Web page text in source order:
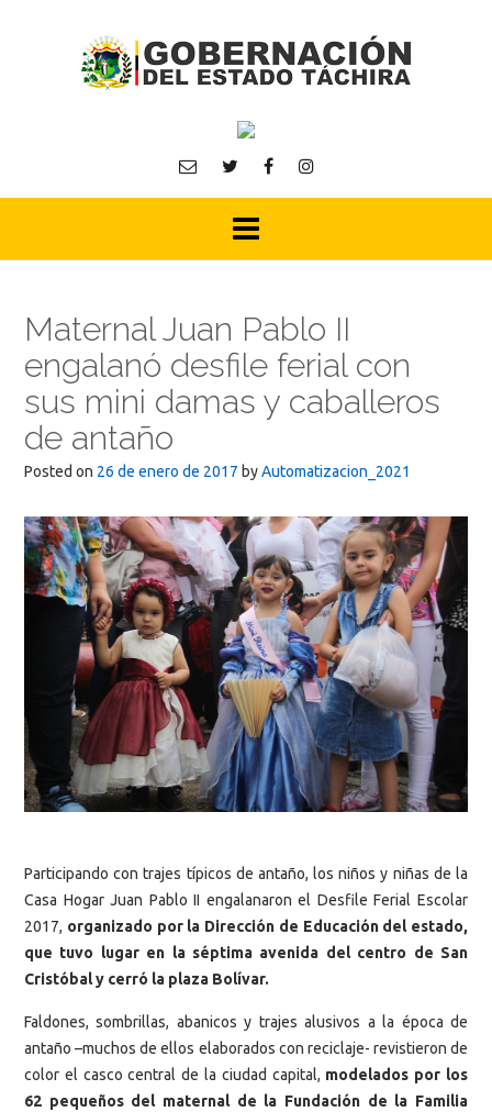
Maternal Juan Pablo II
engalanó desfile ferial con
sus mini damas y caballeros
de antaño
Posted on 26 de enero de 2017 byAutomatizacion_2021
Participando con trajes típicos de antaño, los niños y niñas de la
Casa Hogar Juan Pablo II engalanaron el Desfile Ferial Escolar
2017, organizado por la Dirección de Educación del estado,
que tuvo lugar en la séptima avenida del centro de San
Cristóbal y cerró la plaza Bolívar.
Faldones, sombrillas, abanicos y trajes alusivos a la época de
antaño –muchos de ellos elaborados con reciclaje- revistieron de
color el casco central de la ciudad capital, modelados por los
62 pequeños del maternal de la Fundación de la Familia